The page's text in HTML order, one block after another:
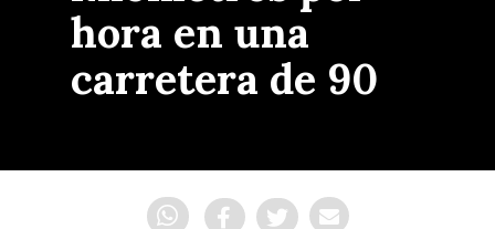
hora en una
carretera de 90